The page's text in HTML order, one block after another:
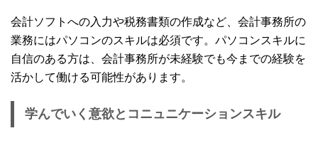
会計ソフトへの入力や税務書類の作成など、会計事務所の
業務にはパソコンのスキルは必須です。パソコンスキルに
自信のある方は、会計事務所が未経験でも今までの経験を
活かして働ける可能性があります。
学んでいく意欲とコニュニケーションスキル